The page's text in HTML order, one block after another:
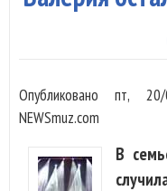
Опубликованопт,
NEWSmuz.com
В